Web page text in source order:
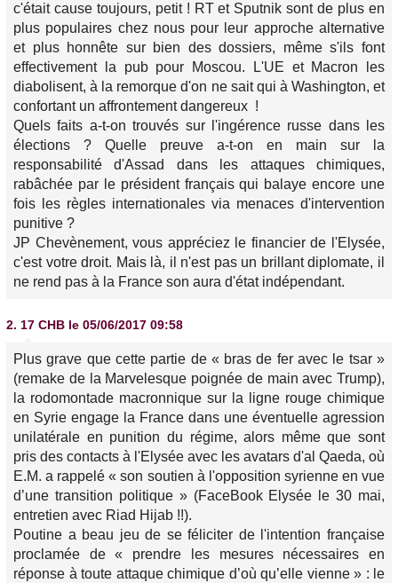
c'était cause toujours, petit ! RT et Sputnik sont de plus en
plus populaires chez nous pour leur approche alternative
et plus honnête sur bien des dossiers, même s'ils font
effectivement la pub pour Moscou. L'UE et Macron les
diabolisent, à la remorque d'on ne sait qui à Washington, et
confortant un affrontement dangereux !
Quels faits a-t-on trouvés sur l'ingérence russe dans les
élections ? Quelle preuve a-t-on en main sur la
responsabilité d'Assad dans les attaques chimiques,
rabâchée par le président français qui balaye encore une
fois les règles internationales via menaces d'intervention
punitive ?
JP Chevènement, vous appréciez le financier de l'Elysée,
c'est votre droit. Mais là, il n'est pas un brillant diplomate, il
ne rend pas à la France son aura d'état indépendant.
2. 17 CHB le 05/06/2017 09:58
Plus grave que cette partie de « bras de fer avec le tsar »
(remake de la Marvelesque poignée de main avec Trump),
la rodomontade macronnique sur la ligne rouge chimique
en Syrie engage la France dans une éventuelle agression
unilatérale en punition du régime, alors même que sont
pris des contacts à l'Elysée avec les avatars d'al Qaeda, où
E.M. a rappelé « son soutien à l'opposition syrienne en vue
d’une transition politique » (FaceBook Elysée le 30 mai,
entretien avec Riad Hijab !!).
Poutine a beau jeu de se féliciter de l'intention française
proclamée de « prendre les mesures nécessaires en
réponse à toute attaque chimique d’où qu’elle vienne » : le